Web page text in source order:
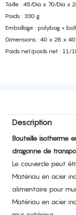
Taille : 45/Dia x 70/Dia x
Poids : 330 g
Emballage : polybag +
Dimensions : 40 x 28 x
Poids net/poids net : 11/
Description
Bouteille isotherme
dragonne de
Le couvercle peut
Matériau en acier
alimentaire pour
Matériau en acier